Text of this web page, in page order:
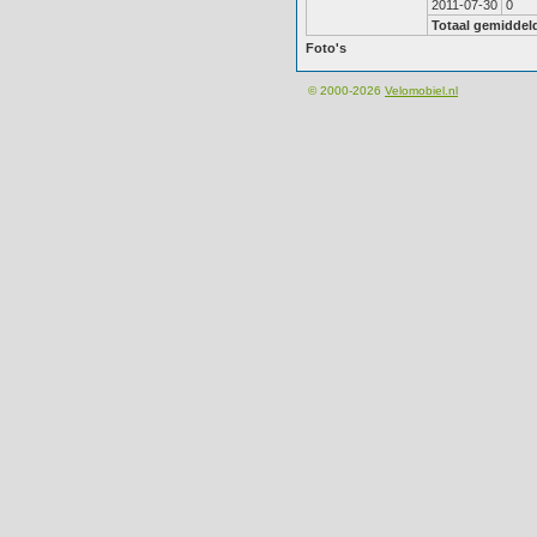
2011-07-30 0
Totaal
Foto's
© 2000-2026 Velomobiel.nl